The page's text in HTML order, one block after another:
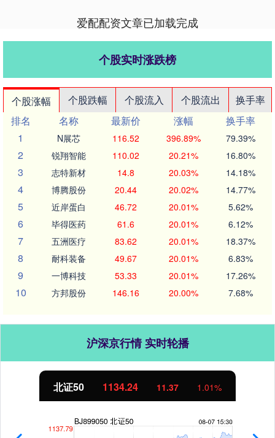
爱配配资文章已加载完成
个股实时涨跌榜
个股涨幅 个股跌幅 个股流入 个股流出
换手率
排名
名称 最新价 涨幅
换手率
1
N展芯 116.52 396.89% 79.39%
2 锐翔智能 110.02 20.21% 16.80%
3 志特新材 14.8 20.03% 14.18%
4 博腾股份 20.44 20.02% 14.77%
5 近岸蛋白 46.72 20.01% 5.62%
6 毕得医药 61.6 20.01% 6.12%
7 五洲医疗 83.62 20.01% 18.37%
8 耐科装备 49.67 20.01% 6.83%
9 一博科技 53.33 20.01% 17.26%
10 方邦股份 146.16 20.00% 7.68%
沪深京行情 实时轮播
北证50 1134.24 11.37 1.01%